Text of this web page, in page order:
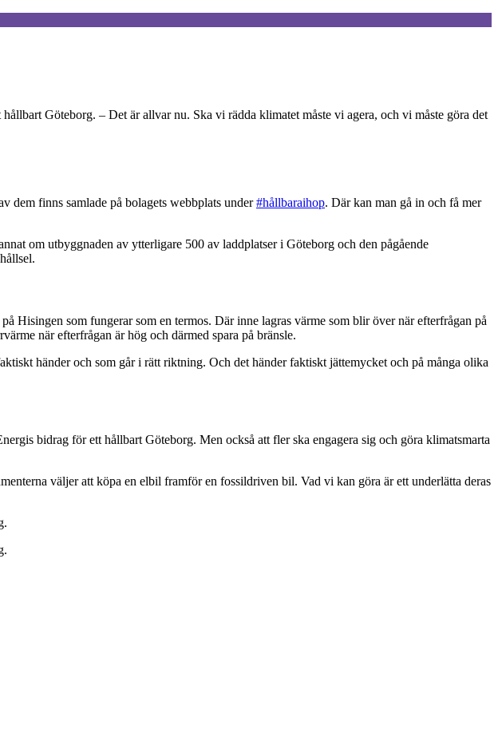
Göteborg. – Det är allvar nu. Ska vi rädda klimatet måste vi agera, och vi måste göra det
dem finns samlade på bolagets webbplats under#hållbaraihop. Där kan man gå in och få mer
om utbyggnaden av ytterligare 500 av laddplatser i Göteborg och den pågående
Hisingen som fungerar som en termos. Där inne lagras värme som blir över när efterfrågan på
när efterfrågan är hög och därmed spara på bränsle.
händer och som går i rätt riktning. Och det händer faktiskt jättemycket och på många olika
bidrag för ett hållbart Göteborg. Men också att fler ska engagera sig och göra klimatsmarta
väljer att köpa en elbil framför en fossildriven bil. Vad vi kan göra är ett underlätta deras